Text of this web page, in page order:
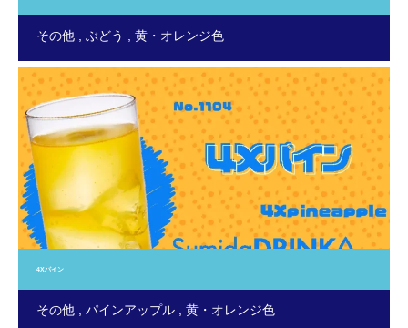
その他 ぶどう 黄・オレンジ色
4Xパイン
その他 パインアップル 黄・オレンジ色